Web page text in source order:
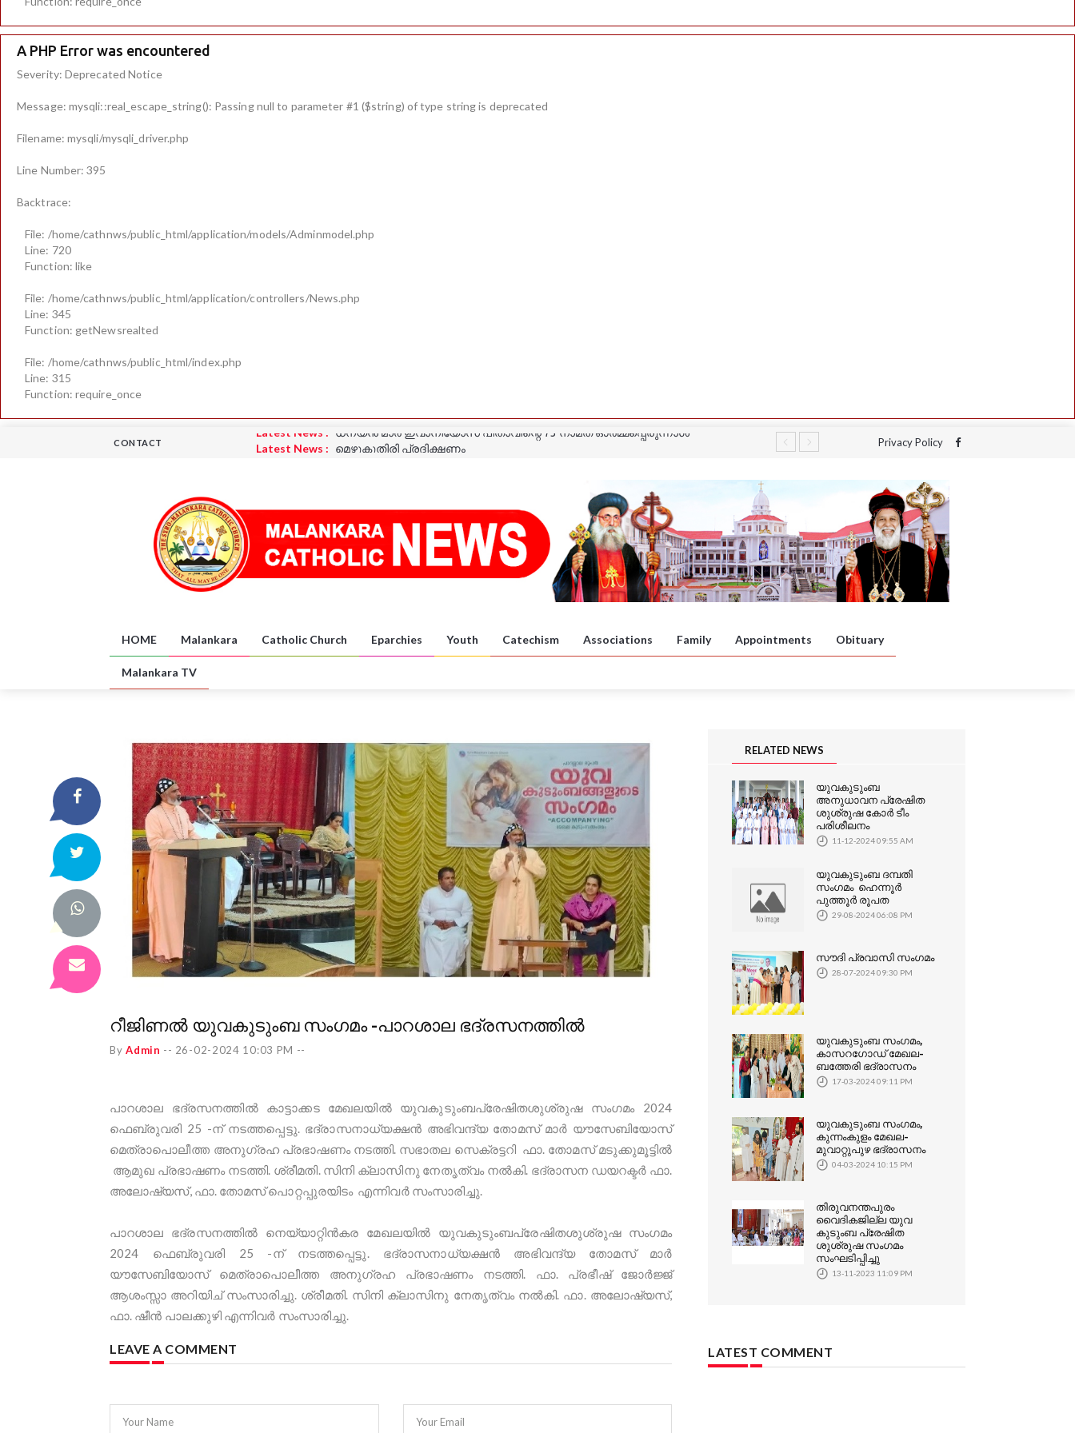
A PHP Error was encountered
Severity: Deprecated Notice
Message: mysqli::real_escape_string(): Passing null to parameter #1 ($string) of type string is deprecated
Filename: mysqli/mysqli_driver.php
Line Number: 395
Backtrace:
File: /home/cathnws/public_html/application/models/Adminmodel.php
Line: 720
Function: like
File: /home/cathnws/public_html/application/controllers/News.php
Line: 345
Function: getNewsrealted
File: /home/cathnws/public_html/index.php
Line: 315
Function: require_once
CONTACT Latest News : മെഴുകുതിരി പ്രദിക്ഷണം
Latest News :
ധന്യൻ മാർ ഈവാനിയോസ് പിതാവിന്റെ ഓർമ്മപ്പെരുന്നാൾ
Latest News : ധന്യൻ മാർ ഇവാനിയോസ് പിതാവിന്റെ 73 നാമത് ഓർമ്മപ്പെരുന്നാൾ
Privacy Policy
HOME Malankara Catholic Church Eparchies Youth Catechism Associations Family Appointments Obituary
Malankara TV
റീജിണൽ യുവകുടുംബ സംഗമം -പാറശാല ഭദ്രസനത്തിൽ
ByAdmin -- 26-02-2024 10:03 PM --
പാറശാല ഭദ്രസനത്തിൽ കാട്ടാക്കട മേഖലയിൽ യുവകുടുംബപ്രേഷിതശുശ്രുഷ സംഗമം 2024
ഫെബ്രുവരി 25 -ന് നടത്തപ്പെട്ടു. ഭദ്രാസനാധ്യക്ഷൻ അഭിവന്ദ്യ തോമസ് മാര്‍ യൗസേബിയോസ്
മെത്രാപൊലീത്ത അനുഗ്രഹ പ്രഭാഷണം നടത്തി. സഭാതല സെക്രട്ടറി ഫാ. തോമസ് മടുക്കുമൂട്ടിൽ
ആമുഖ പ്രഭാഷണം നടത്തി. ശ്രീമതി. സിനി ക്ലാസിനു നേതൃത്വം നൽകി. ഭദ്രാസന ഡയറക്ടർ ഫാ.
അലോഷ്യസ്, ഫാ. തോമസ് പൊറ്റപ്പുരയിടം എന്നിവർ സംസാരിച്ചു.
പാറശാല ഭദ്രസനത്തിൽ നെയ്യാറ്റിൻകര മേഖലയിൽ യുവകുടുംബപ്രേഷിതശുശ്രുഷ സംഗമം
2024 ഫെബ്രുവരി 25 -ന് നടത്തപ്പെട്ടു. ഭദ്രാസനാധ്യക്ഷൻ അഭിവന്ദ്യ തോമസ് മാര്‍
യൗസേബിയോസ് മെത്രാപൊലീത്ത അനുഗ്രഹ പ്രഭാഷണം നടത്തി. ഫാ. പ്രഭീഷ് ജോർജ്ജ്
ആശംസ്സാ അറിയിച് സംസാരിച്ചു. ശ്രീമതി. സിനി ക്ലാസിനു നേതൃത്വം നൽകി. ഫാ. അലോഷ്യസ്,
ഫാ. ഷീൻ പാലക്കുഴി എന്നിവർ സംസാരിച്ചു.
LEAVE A COMMENT
Your Name Your Email
RELATED NEWS
യുവകുടുംബ
അനുധാവന പ്രേഷിത
ശുശ്രുഷ കോർ ടീം
പരിശീലനം
11-12-2024 09:55 AM
യുവകുടുംബ ദമ്പതി
സംഗമം ഹെന്നൂർ
പുത്തൂർ രൂപത
29-08-2024 06:08 PM
സൗദി പ്രവാസി സംഗമം
28-07-2024 09:30 PM
യുവകുടുംബ സംഗമം,
കാസറഗോഡ് മേഖല-
ബത്തേരി ഭദ്രാസനം
17-03-2024 09:11 PM
യുവകുടുംബ സംഗമം,
കുന്നംകുളം മേഖല-
മുവാറ്റുപുഴ ഭദ്രാസനം
04-03-2024 10:15 PM
തിരുവനന്തപുരം
വൈദികജില്ല യുവ
കുടുംബ പ്രേഷിത
ശുശ്രുഷ സംഗമം
സംഘടിപ്പിച്ചു
13-11-2023 11:09 PM
LATEST COMMENT